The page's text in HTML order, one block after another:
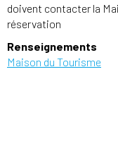
doivent contacter la
réservation
Renseignements
Maison du Tourisme